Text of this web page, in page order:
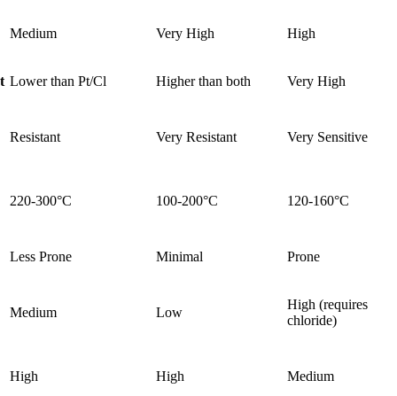
High
Very High
Medium
Very High
Higher than both
Lower than Pt/Cl
Very Sensitive
Very Resistant
Resistant
120-160°C
100-200°C
220-300°C
Prone
Minimal
Less Prone
High (requires
chloride)
Low
Medium
Medium
High
High